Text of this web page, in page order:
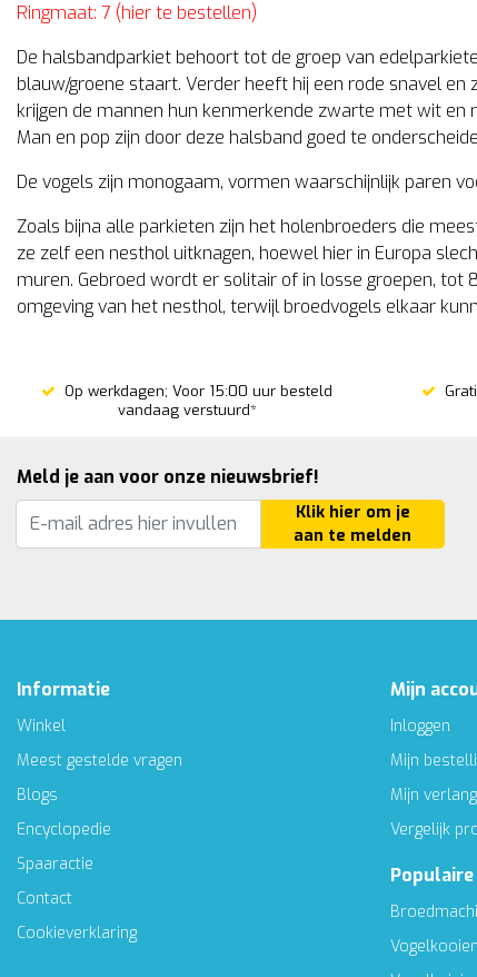
Ringmaat: 7 (hier te bestellen)
De halsbandparkiet behoort tot de groep van
blauw/groene staart. Verder heeft hij een rode snavel en
krijgen de mannen hun kenmerkende zwarte met wit
Man en pop zijn door deze halsband goed te
De vogels zijn monogaam, vormen waarschijnlijk paren
Zoals bijna alle parkieten zijn het holenbroeders die
ze zelf een nesthol uitknagen, hoewel hier in Europa
muren. Gebroed wordt er solitair of in losse groepen,
omgeving van het nesthol, terwijl broedvogels elkaar
Op werkdagen; Voor 15:00 uur besteld
vandaag verstuurd*
Meld je aan voor onze nieuwsbrief!
Klik hier om je
aan te melden
Informatie
Winkel
Meest gestelde vragen
Blogs
Encyclopedie
Spaaractie
Contact
Cookieverklaring
Mijn
Inloggen
Mijn
Mijn
Vergelijk
Vogelkooien